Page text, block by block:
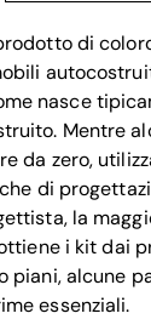
di
nasce
Mentre
da zero,
di
la
i kit dai
piani, alcune
essenziali.